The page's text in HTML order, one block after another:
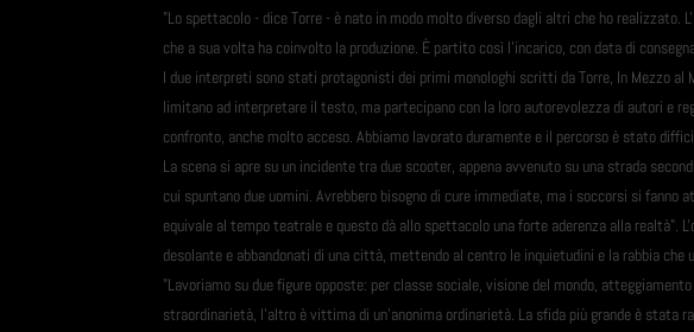
"Lo spettacolo - dice Torre - è nato in modo molto diverso dagli altri che ho realizzato.
che a sua volta ha coinvolto la produzione. È partito così l'incarico, con data di
I due interpreti sono stati protagonisti dei primi monologhi scritti da Torre, In Mezzo al
limitano ad interpretare il testo, ma partecipano con la loro autorevolezza di autori e
confronto, anche molto acceso. Abbiamo lavorato duramente e il percorso è stato
La scena si apre su un incidente tra due scooter, appena avvenuto su una strada
cui spuntano due uomini. Avrebbero bisogno di cure immediate, ma i soccorsi si
equivale al tempo teatrale e questo dà allo spettacolo una forte aderenza alla realtà".
desolante e abbandonati di una città, mettendo al centro le inquietudini e la rabbia
"Lavoriamo su due figure opposte: per classe sociale, visione del mondo,
straordinarietà, l'altro è vittima di un'anonima ordinarietà. La sfida più grande è stata